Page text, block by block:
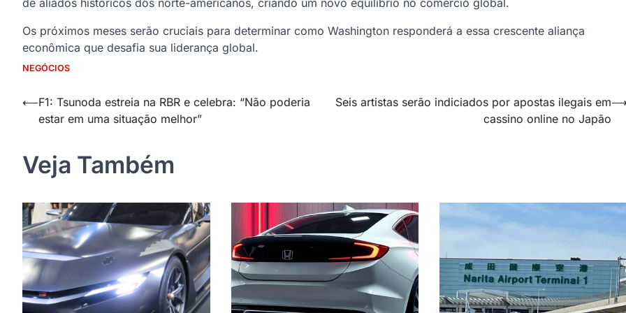
de aliados históricos dos norte-americanos, criando um novo equilíbrio no comércio global.
Os próximos meses serão cruciais para determinar como Washington responderá a essa crescente aliança
econômica que desafia sua liderança global.
NEGÓCIOS
Navegação
de
⟵F1: Tsunoda estreia na RBR e celebra: “Não poderia
estar em uma situação melhor”
Seis artistas serão indiciados por apostas ilegais em
cassino online no Japão
Veja Também